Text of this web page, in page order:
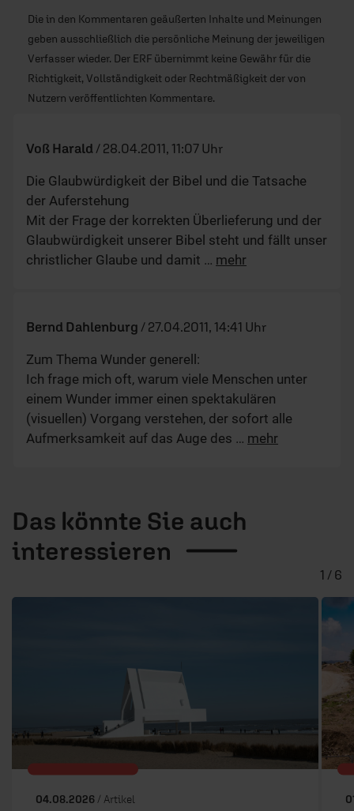
Die in den Kommentaren geäußerten Inhalte und Meinungen
geben ausschließlich die persönliche Meinung der jeweiligen
Verfasser wieder. Der ERF übernimmt keine Gewähr für die
Richtigkeit, Vollständigkeit oder Rechtmäßigkeit der von
Nutzern veröffentlichten Kommentare.
Voß Harald / 28.04.2011, 11:07 Uhr
Die Glaubwürdigkeit der Bibel und die Tatsache
der Auferstehung
Mit der Frage der korrekten Überlieferung und der
Glaubwürdigkeit unserer Bibel steht und fällt unser
christlicher Glaube und damit … mehr
Bernd Dahlenburg / 27.04.2011, 14:41 Uhr
Zum Thema Wunder generell:
Ich frage mich oft, warum viele Menschen unter
einem Wunder immer einen spektakulären
(visuellen) Vorgang verstehen, der sofort alle
Aufmerksamkeit auf das Auge des … mehr
Das könnte Sie auch
interessieren
04.08.2026 / Artikel
1 / 6